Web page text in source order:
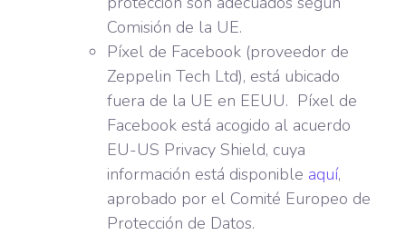
Comisión de la UE.
Píxel de Facebook (proveedor de
Zeppelin Tech Ltd), está ubicado
fuera de la UE en EEUU. Píxel de
Facebook está acogido al acuerdo
EU-US Privacy Shield, cuya
información está disponible aquí,
aprobado por el Comité Europeo de
Protección de Datos.